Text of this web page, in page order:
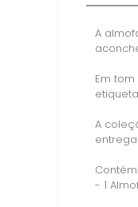
A
Em
A
Contém:
- 1